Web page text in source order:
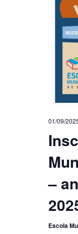
–
01/09/
Escola